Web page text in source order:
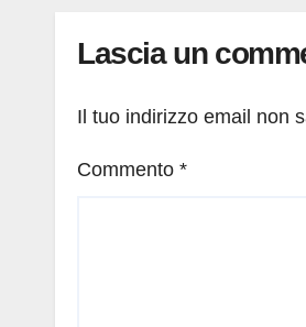
Lascia un
Il tuo indirizzo email non
Commento *